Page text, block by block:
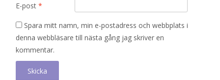
E-post *
Spara mitt namn, min e-postadress och webbplats i
denna webbläsare till nästa gång jag skriver en
kommentar.